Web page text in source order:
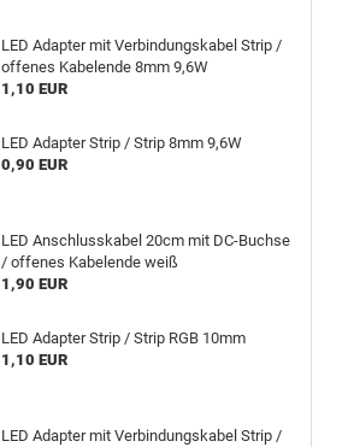
LED Adapter mit Verbindungskabel Strip /
offenes Kabelende 8mm 9,6W
1,10 EUR
LED Adapter Strip / Strip 8mm 9,6W
0,90 EUR
LED Anschlusskabel 20cm mit DC-Buchse
/ offenes Kabelende weiß
1,90 EUR
LED Adapter Strip / Strip RGB 10mm
1,10 EUR
LED Adapter mit Verbindungskabel Strip /